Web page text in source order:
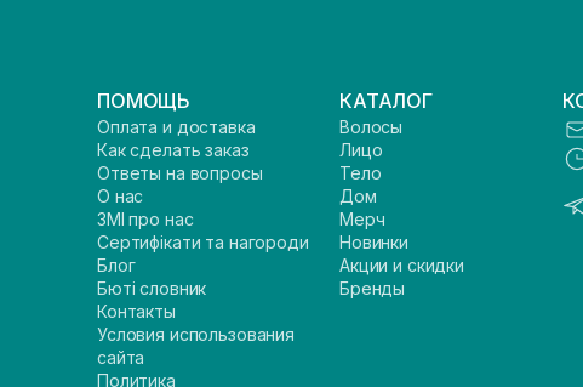
ПОМОЩЬ
Оплата и доставка
Как сделать заказ
Ответы на вопросы
О нас
ЗМІ про нас
Сертифікати та нагороди
Блог
Бюті словник
Контакты
Условия использования
сайта
Политика
КАТАЛОГ
Волосы
Лицо
Тело
Дом
Мерч
Новинки
Акции и скидки
Бренды